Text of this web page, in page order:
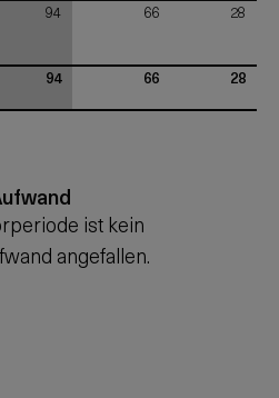
94 66 28
94 66 28
ist kein
angefallen.